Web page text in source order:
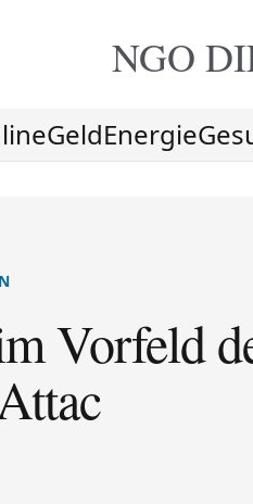
NGO
GeldEnergie
Vorfeld